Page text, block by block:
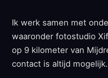
Ik werk samen met
waaronder fotostudio
op 9 kilometer van
contact is altijd mogelijk.